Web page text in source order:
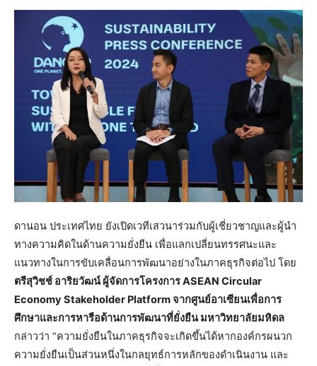
ดานอน ประเทศไทย ยังเปิดเวทีเสวนาร่วมกับผู้เชี่ยวชาญและผู้นำ
ทางความคิดในด้านความยั่งยืน เพื่อแลกเปลี่ยนทรรศนะและ
แนวทางในการขับเคลื่อนการพัฒนาอย่างในภาคธุรกิจต่อไป โดย
ตรีสุวิชช์ อาริยวัฒน์ ผู้จัดการโครงการASEAN Circular
Economy Stakeholder Platform จากศูนย์อาเซียนเพื่อการ
ศึกษาและการหารือด้านการพัฒนาที่ยั่งยืน มหาวิทยาลัยมหิดล
กล่าวว่า “ความยั่งยืนในภาคธุรกิจจะเกิดขึ้นได้หากองค์กรผนวก
ความยั่งยืนเป็นส่วนหนึ่งในกลยุทธ์การหลักของดำเนินงาน และ